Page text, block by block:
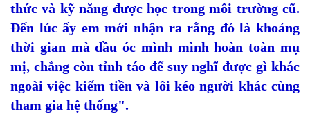
thức và kỹ năng được học trong môi trường cũ.
Đến lúc ấy em mới nhận ra rằng đó là khoảng
thời gian mà đầu óc mình mình hoàn toàn mụ
mị, chẳng còn tỉnh táo để suy nghĩ được gì khác
ngoài việc kiếm tiền và lôi kéo người khác cùng
tham gia hệ thống".